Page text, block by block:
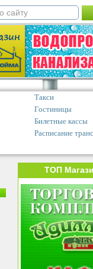
Такси
Гостиницы
Билетные кассы
Расписание
ТОП